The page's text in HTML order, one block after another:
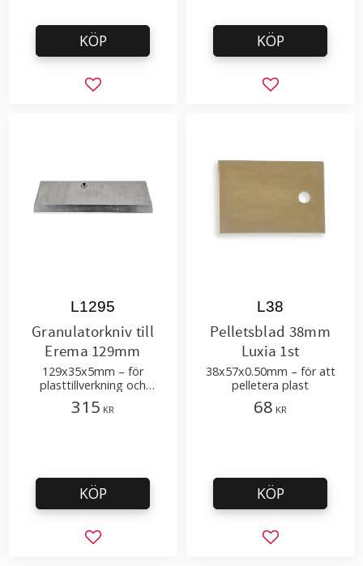
Lägg till i favoriter
KÖP
Lägg till i
KÖP
Granulatorkniv till
Erema 129mm
129x35x5mm – för
plasttillverkning och
återvinning
L1295
315 KR
Lägg till i favoriter
KÖP
Pelletsblad 38mm
Luxia 1st
38x57x0.50mm – för att
pelletera plast
L38
68 KR
Lägg till i
KÖP